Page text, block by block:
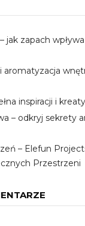
jak zapach
inspiracji i
– odkryj sekrety
– Elefun
Przestrzeni